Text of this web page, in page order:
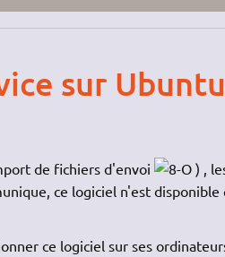
sur Ubuntu
de fichiers d'envoi
) ,
ce logiciel n'est disponible
ce logiciel sur ses